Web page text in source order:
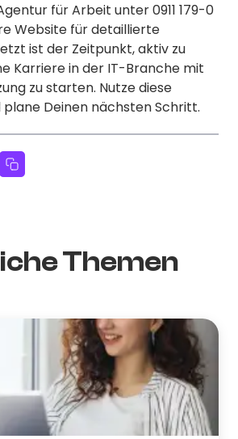
für Arbeit unter 0911 179-0
Website für detaillierte
ist der Zeitpunkt, aktiv zu
Karriere in der IT-Branche mit
zu starten. Nutze diese
Deinen nächsten Schritt.
Themen